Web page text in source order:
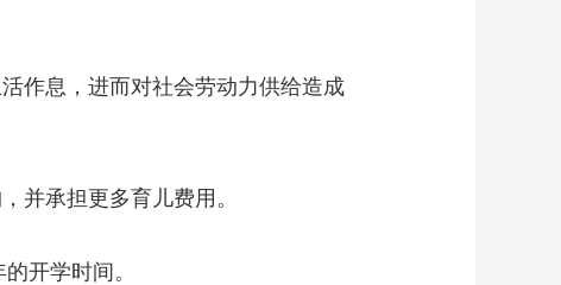
息，进而对社会劳动力供给造成
承担更多育儿费用。
开学时间。